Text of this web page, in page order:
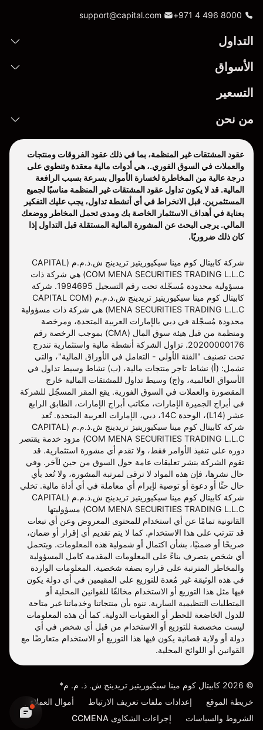
+971 4 496 8000
support@capital.com
التداول
الأسواق
التسعير
من نحن
عقود المشتقات غير المنظمة، بما في ذلك عقود الفروقات ومنتجات
والعملات في السوق الفوري.، هي أدوات مالية معقدة وتنطوي على
درجة عالية من المخاطرة لخسارة الأموال بسرعة بسبب الرافعة
المالية. قد لا يكون تداول عقود المشتقات غير المنظمة مناسبًا لجميع
المستثمرين. قبل الانخراط في أي أنشطة تداول، يجب عليك التفكير
بعناية في أهداف الاستثمار الخاصة بك ومدى تحمل المخاطر ووضعك
المالي. يرجى البحث عن المشورة المالية المستقلة قبل التداول إذا
كان ذلك ضروريًا.
شركة كابيتال كوم مينا سيكيوريتيز تريدينج ش.ذ.م.م (CAPITAL
COM MENA SECURITIES TRADING L.L.C) هي شركة ذات
مسؤولية محدودة مُسجّلة تحت رقم التسجيل 1994695. شركة
كابيتال كوم مينا سيكيوريتيز تريدينج ش.ذ.م.م (CAPITAL COM
MENA SECURITIES TRADING L.L.C) هي شركة ذات مسؤولية
محدودة مُسجّلة في دبي بالإمارات العربية المتحدة، ومرخصة
ومنظمة من قبل هيئة سوق المال (CMA) بموجب الرخصة رقم
20200000176. تزاول الشركة أنشطة مالية واستثمارية تندرج
تحت تصنيف "الفئة الأولى - التعامل في الأوراق المالية"، والتي
تشمل: (أ) نشاط تاجر منتجات مالية، (ب) نشاط وسيط تداول في
الأسواق العالمية، و(ج) وسيط تداول للمشتقات المالية خارج
المقصورة والعملات في السوق الفورية. يقع المقر المسجّل للشركة
في أبراج الجميرة الإمارات، مكاتب أبراج الإمارات، الطابق الرابع
عشر (L14)، الوحدة 14C، دبي، الإمارات العربية المتحدة. تُعد
شركة كابيتال كوم مينا سيكيوريتيز تريدينج ش.ذ.م.م (CAPITAL
COM MENA SECURITIES TRADING L.L.C) مزود خدمة يقتصر
دوره على تنفيذ الأوامر فقط، ولا تقدم أي مشورة استثمارية. قد
تقوم الشركة بنشر تعليقات عامة حول السوق من حين لآخر. وفي
حال نشرها، فإن هذه المواد لا ترقى لمرتبة المشورة، ولا تُعد بأي
حال حثًا أو دعوة أو توصية لإبرام أي معاملة في أي أداة مالية. تخلي
شركة كابيتال كوم مينا سيكيوريتيز تريدينج ش.ذ.م.م (CAPITAL
COM MENA SECURITIES TRADING L.L.C) مسؤوليتها
القانونية تمامًا عن أي استخدام للمحتوى المعروض وعن أي تبعات
قد تترتب على هذا الاستخدام. كما لا يتم تقديم أي إقرار أو ضمان،
صريحًا أو ضمنيًا، بشأن اكتمال أو شمولية هذه المعلومات. ويتحمل
أي شخص يتصرف بناءً على المعلومات المقدمة كامل المسؤولية
والمخاطر المترتبة على قراره بصفة شخصية. المعلومات الواردة
في هذه الوثيقة غير مُعدة للتوزيع على المقيمين في أي دولة يكون
فيها مثل هذا التوزيع أو الاستخدام مخالفًا للقوانين المحلية أو
المتطلبات التنظيمية السارية. ننوه بأن منتجاتنا وخدماتنا غير متاحة
للدول الخاضعة للحظر أو العقوبات الدولية. كما أن هذه المعلومات
ليست مخصصة للتوزيع أو الاستخدام من قبل أي شخص في أي
دولة أو ولاية قضائية يكون فيها هذا التوزيع أو الاستخدام متعارضًا مع
القوانين أو اللوائح المحلية.
©
2026 كابيتال كوم مينا سيكيوريتيز تريدينج ش. ذ. م. م*
خريطة الموقع
إعدادات ملفات تعريف الارتباط
أموال العملاء
الشروط والسياسات
إجراءات الشكاوى CCMENA